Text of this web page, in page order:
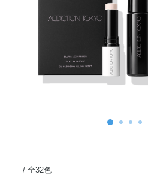
全32色